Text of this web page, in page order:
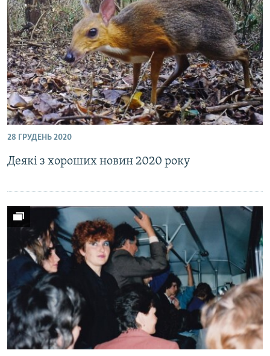
28 ГРУДЕНЬ 2020
Деякі з хороших новин 2020 року